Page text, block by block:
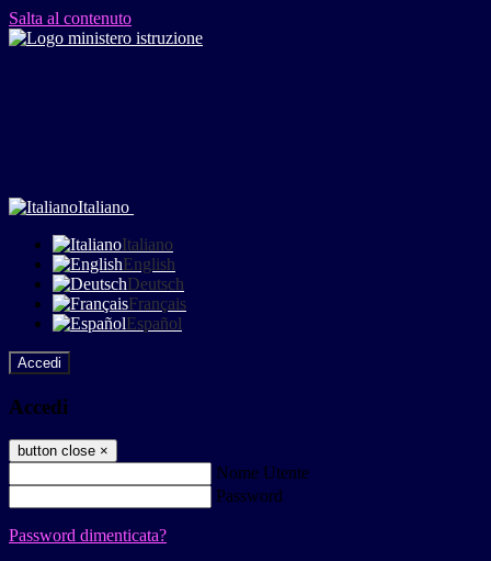
Salta al contenuto
Italiano
Italiano
English
Deutsch
Français
Español
Accedi
Accedi
button close ×
Nome Utente
Password
Password dimenticata?